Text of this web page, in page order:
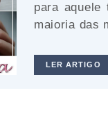
para
maioria das
LER ARTIGO